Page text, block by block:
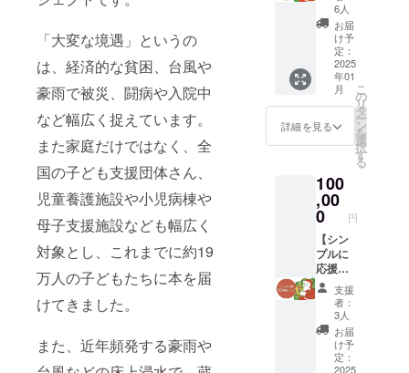
「大変な境遇」というの
は、経済的な貧困、台風や
豪雨で被災、闘病や入院中
など幅広く捉えています。
また家庭だけではなく、全
国の子ども支援団体さん、
児童養護施設や小児病棟や
母子支援施設なども幅広く
対象とし、これまでに約19
万人の子どもたちに本を届
けてきました。
また、近年頻発する豪雨や
ティー
サンタ
活動報
告書
（PDF
でメー
ル送
じる
ナルス
テッ
カー ・
オリジ
ナルし
おり ・
チャリ
ティー
サンタ
でメー
ル送
付） ※
告は支
援者全
員にお
送りし
ます。
※支援者
へは
《本は
届きま
コース
です。
御礼に
「リ
ターン
グッズ
セッ
ト」を
配送し
の場
合、オ
プショ
ンで不
要を選
択くだ
さい。
※活動報
告は支
援者全
員にお
送りし
ます。
本を２
５冊届
ける
コース
チャリ
ティー
サンタ
側で、
子ども
に届け
選ばせ
て頂き
ます。
御礼に
「リ
ターン
グッズ
セッ
ト」を
配送し
ます。
→配送
は不要
6人
お届
け予
定：
2025
年01
月
詳細を見る
こ
の
リ
タ
ー
ン
を
選
択
す
る
100
,00
0 円
【シン
プルに
応援】
ブック
サンタ
の取組
そのも
のを応
援でき
支援
者：
3人
お届
け予
定：
2025